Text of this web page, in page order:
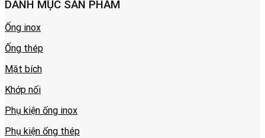
DANH MỤC SẢN PHẨM
Ống inox
Ống thép
Mặt bích
Khớp nối
Phụ kiện ống inox
Phụ kiện ống thép